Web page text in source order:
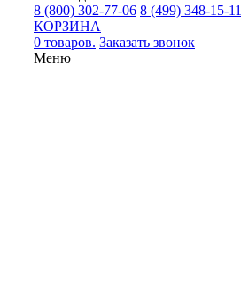
8 (800) 302-77-06 8 (499) 348-15-11
КОРЗИНА
0 товаров. Заказать звонок
Меню